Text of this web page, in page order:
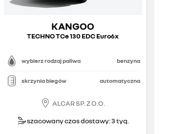
KANGOO
TECHNO TCe 130 EDC Euro6x
wybierz rodzaj paliwa benzyna
skrzynia biegów automatyczna
ALCAR SP. Z O.O.
szacowany czas dostawy: 3 tyg.